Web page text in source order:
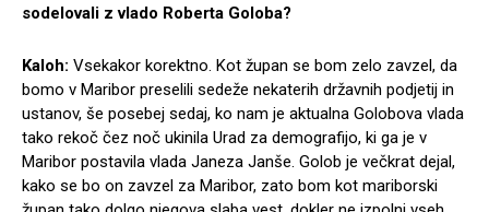
sodelovali z vlado Roberta Goloba?
Kaloh: Vsekakor korektno. Kot župan se bom zelo zavzel, da
bomo v Maribor preselili sedeže nekaterih državnih podjetij in
ustanov, še posebej sedaj, ko nam je aktualna Golobova vlada
tako rekoč čez noč ukinila Urad za demografijo, ki ga je v
Maribor postavila vlada Janeza Janše. Golob je večkrat dejal,
kako se bo on zavzel za Maribor, zato bom kot mariborski